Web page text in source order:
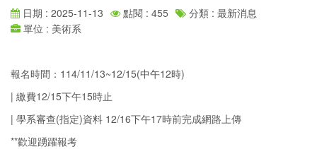
日期 : 2025-11-13 點閱 : 455
分類 : 最新消息
單位 : 美術系
報名時間：114/11/13~12/15(中午12時)
| 繳費12/15下午15時止
| 學系審查(指定)資料 12/16下午17時前完成網路上傳
**歡迎踴躍報考